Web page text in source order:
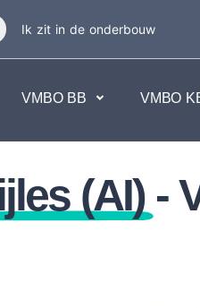
Ik zit in de onderbouw
VMBO BB VMBO
Taalvakken
Geen vakken.
(AI) -